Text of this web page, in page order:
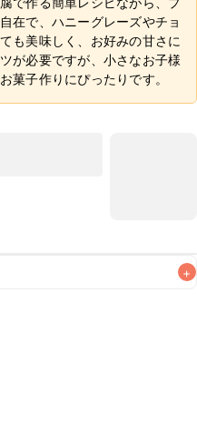
在で、ハニーグレーズやチョ
も美味しく、お好みの甘さに
が必要ですが、小さなお子様
菓子作りにぴったりです。
+
。なるべくお早めにお召